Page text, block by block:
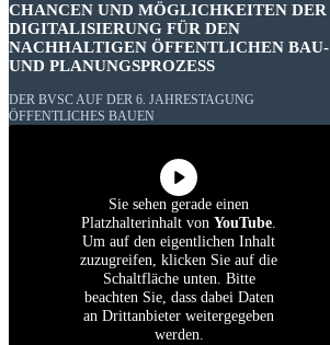
CHANCEN UND MÖGLICHKEITEN DER
DIGITALISIERUNG FÜR DEN
NACHHALTIGEN ÖFFENTLICHEN BAU-
UND PLANUNGSPROZESS
DER BVSC AUF DER 6. JAHRESTAGUNG
ÖFFENTLICHES BAUEN
Sie sehen gerade einen
Platzhalterinhalt von YouTube.
Um auf den eigentlichen Inhalt
zuzugreifen, klicken Sie auf die
Schaltfläche unten. Bitte
beachten Sie, dass dabei Daten
an Drittanbieter weitergegeben
werden.